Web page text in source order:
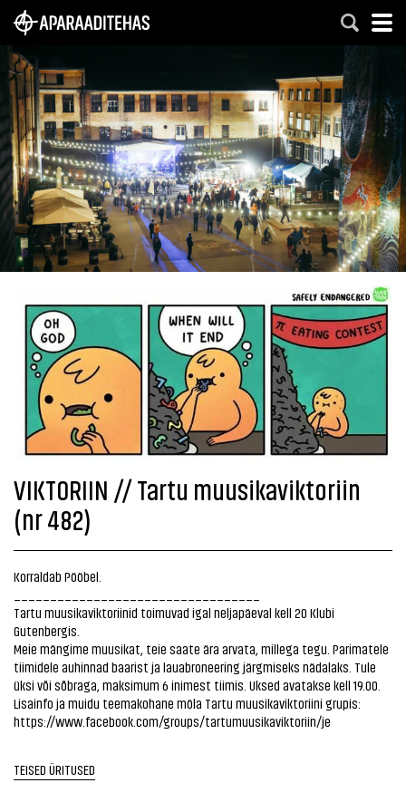
VIKTORIIN // Tartu muusikaviktoriin
(nr 482)
Korraldab Pööbel.
Tartu muusikaviktoriinid toimuvad igal neljapäeval kell 20 Klubi
Gutenbergis.
Meie mängime muusikat, teie saate ära arvata, millega tegu. Parimatele
tiimidele auhinnad baarist ja lauabroneering järgmiseks nädalaks. Tule
üksi või sõbraga, maksimum 6 inimest tiimis. Uksed avatakse kell 19.00.
Lisainfo ja muidu teemakohane möla Tartu muusikaviktoriini grupis:
https://www.facebook.com/groups/tartumuusikaviktoriin/je
TEISED ÜRITUSED